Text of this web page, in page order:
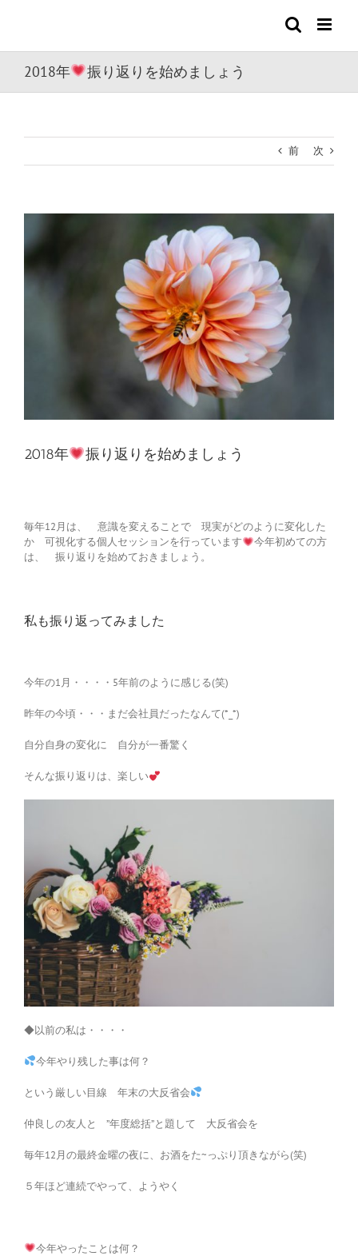
2018年 振り返りを始めましょう
前 次
Image
2018年 振り返りを始めましょう
毎年12月は、 意識を変えることで 現実がどのように変化した
か 可視化する個人セッションを行っています
今年初めての方
は、 振り返りを始めておきましょう。
私も振り返ってみました
今年の1月・・・・5年前のように感じる(笑)
昨年の今頃・・・まだ会社員だったなんて(*_*)
自分自身の変化に 自分が一番驚く
そんな振り返りは、楽しい
◆以前の私は・・・・
今年やり残した事は何？
という厳しい目線 年末の大反省会
仲良しの友人と ”年度総括”と題して 大反省会を
毎年12月の最終金曜の夜に、お酒をた~っぷり頂きながら(笑)
５年ほど連続でやって、ようやく
今年やったことは何？